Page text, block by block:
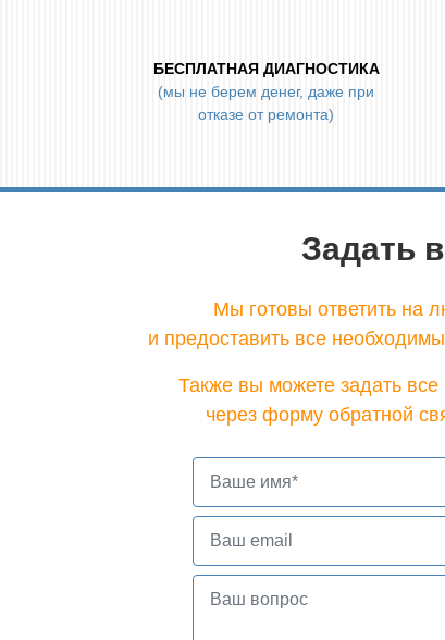
БЕСПЛАТНАЯ ДИАГНОСТИКА
(мы не берем денег, даже при
отказе от ремонта)
Задать
Мы готовы ответить на
и предоставить все
Также вы можете задать
через форму обратной